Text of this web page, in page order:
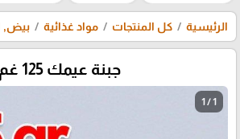
الرئيسية كل المنتجات مواد غذائية بيض,
جبنة عيمك 125 غم
1 / 1